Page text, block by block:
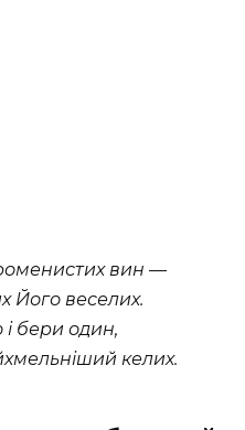
вин —
Його веселих.
i бери один,
келих.